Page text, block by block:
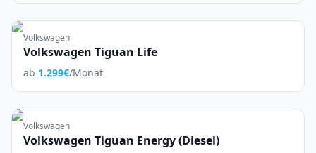
Volkswagen
Volkswagen Tiguan Life
ab 1.299€/Monat
Volkswagen
Volkswagen Tiguan Energy (Diesel)